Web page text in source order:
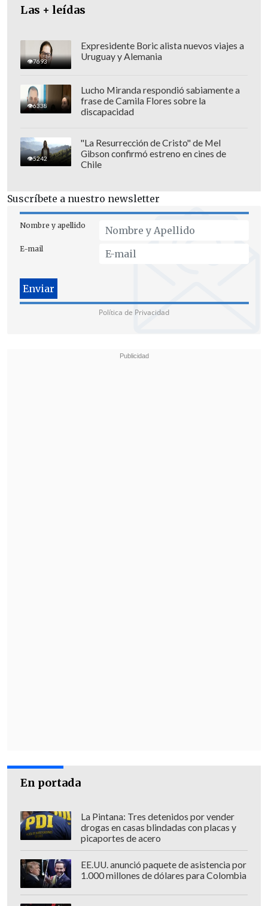
Las + leídas
7693
Expresidente Boric alista nuevos viajes a
Uruguay y Alemania
6338
Lucho Miranda respondió sabiamente a
frase de Camila Flores sobre la
discapacidad
5242
"La Resurrección de Cristo" de Mel
Gibson confirmó estreno en cines de
Chile
Suscríbete a nuestro newsletter
Nombre y apellido
E-mail
Política de Privacidad
En portada
La Pintana: Tres detenidos por vender
drogas en casas blindadas con placas y
picaportes de acero
EE.UU. anunció paquete de asistencia por
1.000 millones de dólares para Colombia